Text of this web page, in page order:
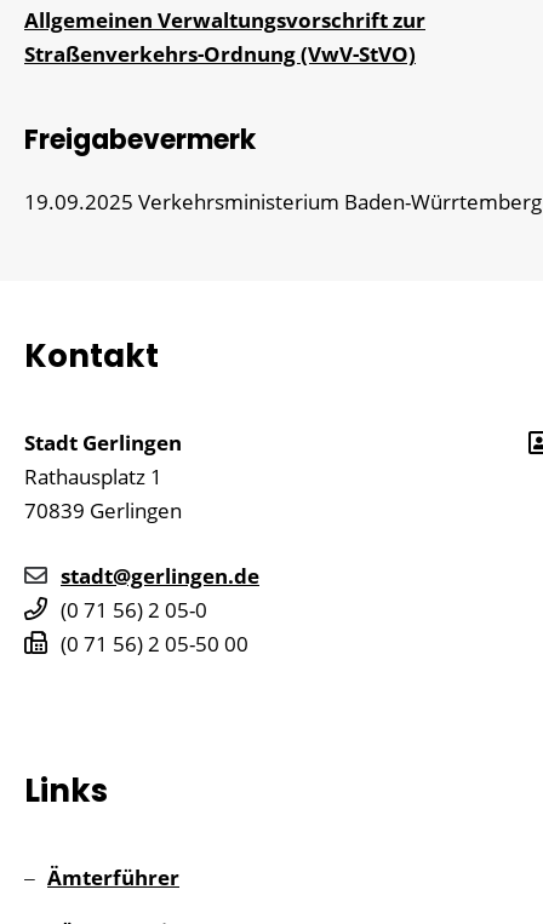
Allgemeinen Verwaltungsvorschrift zur
Straßenverkehrs-Ordnung (VwV-StVO)
Freigabevermerk
19.09.2025 Verkehrsministerium Baden-Würrtemberg
Kontakt
Stadt Gerlingen
Rathausplatz 1
70839 Gerlingen
stadt@gerlingen.de
(0 71 56) 2 05-0
(0 71 56) 2 05-50 00
Links
Ämterführer